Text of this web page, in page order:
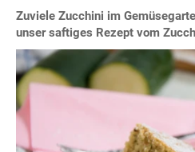
Zuviele Zucchini im
unser saftiges Rezept vom